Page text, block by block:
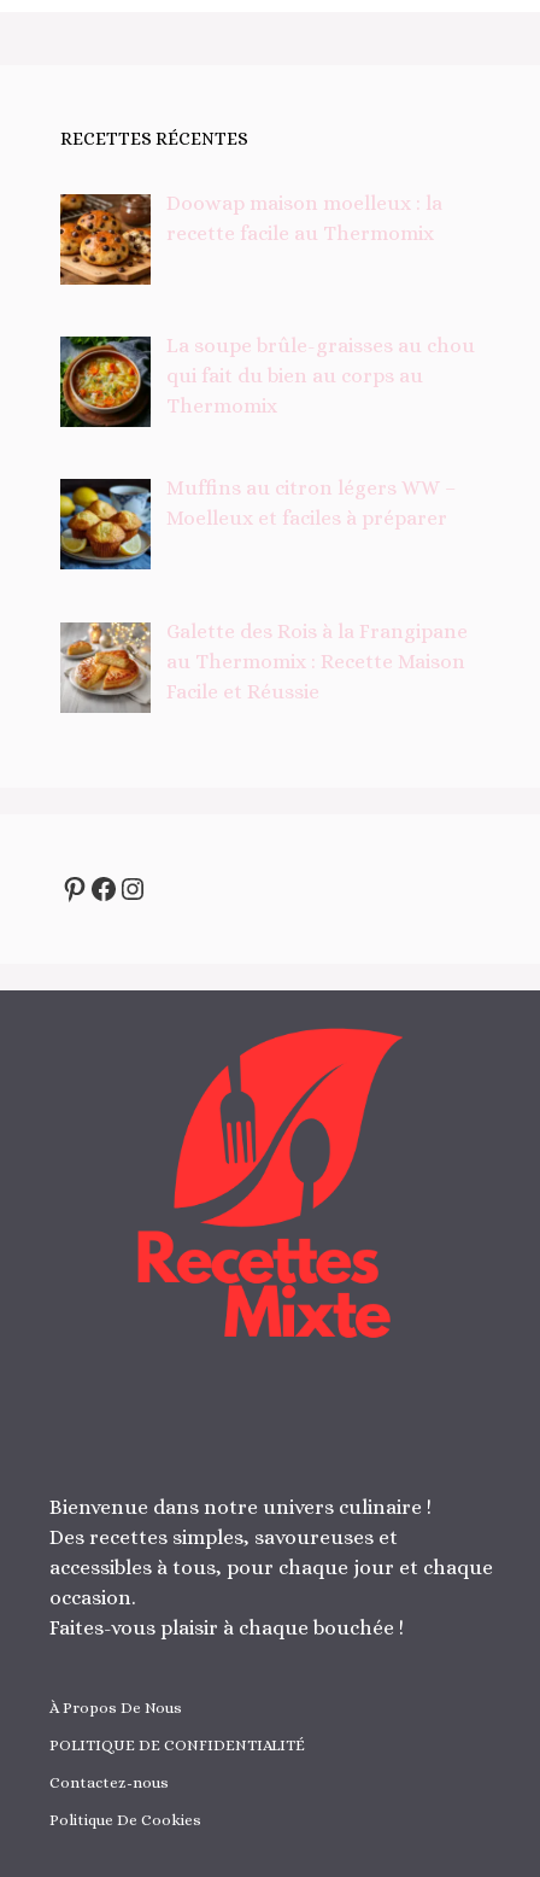
RECETTES RÉCENTES
Doowap maison moelleux : la
recette facile au Thermomix
La soupe brûle-graisses au chou
qui fait du bien au corps au
Thermomix
Muffins au citron légers WW –
Moelleux et faciles à préparer
Galette des Rois à la Frangipane
au Thermomix : Recette Maison
Facile et Réussie
Pinterest
Facebook
Instagram
Bienvenue dans notre univers culinaire !
Des recettes simples, savoureuses et
accessibles à tous, pour chaque jour et chaque
occasion.
Faites-vous plaisir à chaque bouchée !
À Propos De Nous
POLITIQUE DE CONFIDENTIALITÉ
Contactez-nous
Politique De Cookies